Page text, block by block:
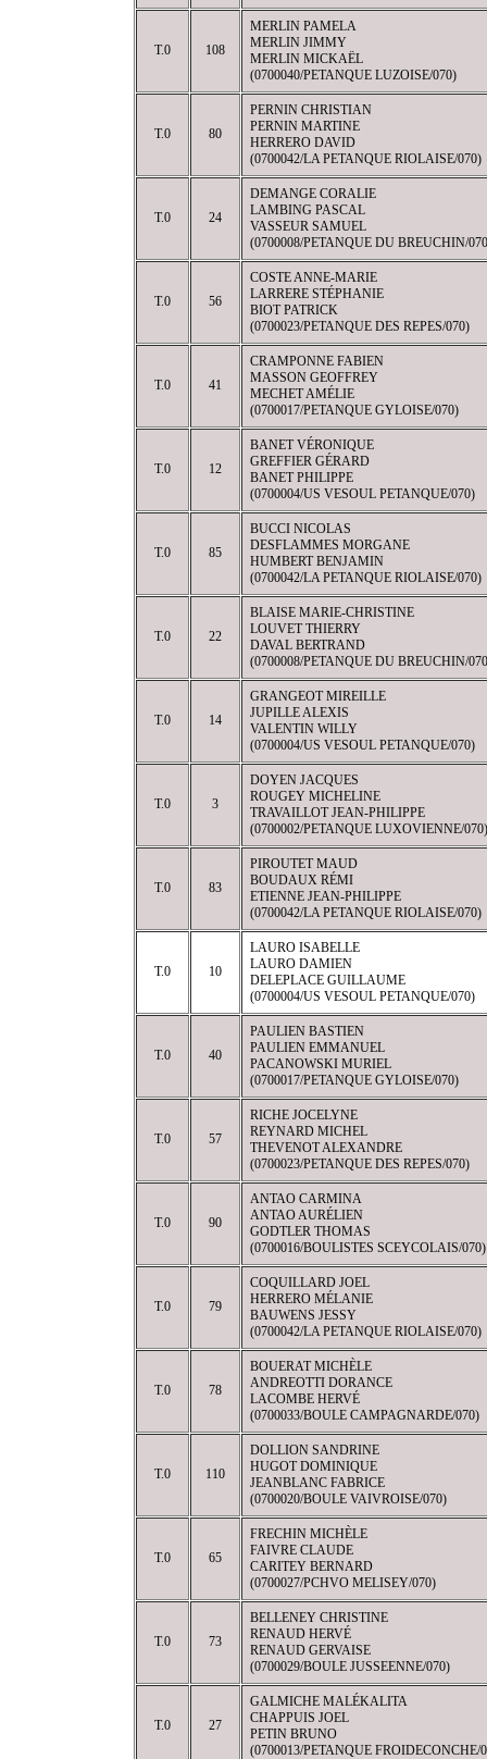
T.0 108
MERLIN PAMELA
MERLIN JIMMY
MERLIN MICKAËL
(0700040/PETANQUE LUZOISE/070)
T.0 80
PERNIN CHRISTIAN
PERNIN MARTINE
HERRERO DAVID
(0700042/LA PETANQUE RIOLAISE/070)
T.0 24
DEMANGE CORALIE
LAMBING PASCAL
VASSEUR SAMUEL
(0700008/PETANQUE DU BREUCHIN/
T.0 56
COSTE ANNE-MARIE
LARRERE STÉPHANIE
BIOT PATRICK
(0700023/PETANQUE DES REPES/070)
T.0 41
CRAMPONNE FABIEN
MASSON GEOFFREY
MECHET AMÉLIE
(0700017/PETANQUE GYLOISE/070)
T.0 12
BANET VÉRONIQUE
GREFFIER GÉRARD
BANET PHILIPPE
(0700004/US VESOUL PETANQUE/070)
T.0 85
BUCCI NICOLAS
DESFLAMMES MORGANE
HUMBERT BENJAMIN
(0700042/LA PETANQUE RIOLAISE/070)
T.0 22
BLAISE MARIE-CHRISTINE
LOUVET THIERRY
DAVAL BERTRAND
(0700008/PETANQUE DU BREUCHIN/
T.0 14
GRANGEOT MIREILLE
JUPILLE ALEXIS
VALENTIN WILLY
(0700004/US VESOUL PETANQUE/070)
T.0 3
DOYEN JACQUES
ROUGEY MICHELINE
TRAVAILLOT JEAN-PHILIPPE
(0700002/PETANQUE LUXOVIENNE/070)
T.0 83
PIROUTET MAUD
BOUDAUX RÉMI
ETIENNE JEAN-PHILIPPE
(0700042/LA PETANQUE RIOLAISE/070)
T.0 10
LAURO ISABELLE
LAURO DAMIEN
DELEPLACE GUILLAUME
(0700004/US VESOUL PETANQUE/070)
T.0 40
PAULIEN BASTIEN
PAULIEN EMMANUEL
PACANOWSKI MURIEL
(0700017/PETANQUE GYLOISE/070)
T.0 57
RICHE JOCELYNE
REYNARD MICHEL
THEVENOT ALEXANDRE
(0700023/PETANQUE DES REPES/070)
T.0 90
ANTAO CARMINA
ANTAO AURÉLIEN
GODTLER THOMAS
(0700016/BOULISTES SCEYCOLAIS/070)
T.0 79
COQUILLARD JOEL
HERRERO MÉLANIE
BAUWENS JESSY
(0700042/LA PETANQUE RIOLAISE/070)
T.0 78
BOUERAT MICHÈLE
ANDREOTTI DORANCE
LACOMBE HERVÉ
(0700033/BOULE CAMPAGNARDE/070)
T.0 110
DOLLION SANDRINE
HUGOT DOMINIQUE
JEANBLANC FABRICE
(0700020/BOULE VAIVROISE/070)
T.0 65
FRECHIN MICHÈLE
FAIVRE CLAUDE
CARITEY BERNARD
(0700027/PCHVO MELISEY/070)
T.0 73
BELLENEY CHRISTINE
RENAUD HERVÉ
RENAUD GERVAISE
(0700029/BOULE JUSSEENNE/070)
T.0 27
GALMICHE MALÉKALITA
CHAPPUIS JOEL
PETIN BRUNO
(0700013/PETANQUE FROIDECONCHE/